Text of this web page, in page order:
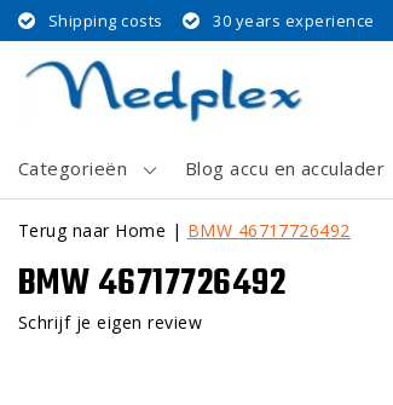
Shipping costs 30 years experience
Categorieën Blog accu en acculader
Terug naar Home | BMW 46717726492
BMW 46717726492
Schrijf je eigen review